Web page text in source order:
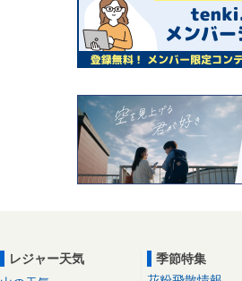
レジャー天気
季節特集